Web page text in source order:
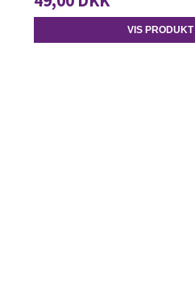
VIS PRODUKT